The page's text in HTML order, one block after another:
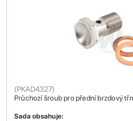
Průchozí šroub pro přední brzdový
(PKAD4327)
Sada obsahuje: